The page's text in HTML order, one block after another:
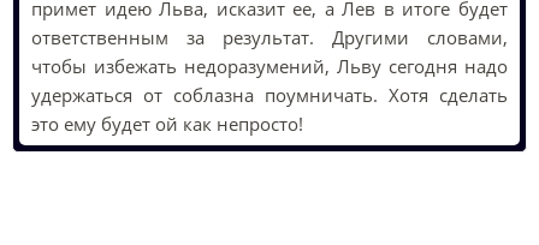
примет идею Льва, исказит ее, а Лев в итоге будет
ответственным за результат. Другими словами,
чтобы избежать недоразумений, Льву сегодня надо
удержаться от соблазна поумничать. Хотя сделать
это ему будет ой как непросто!